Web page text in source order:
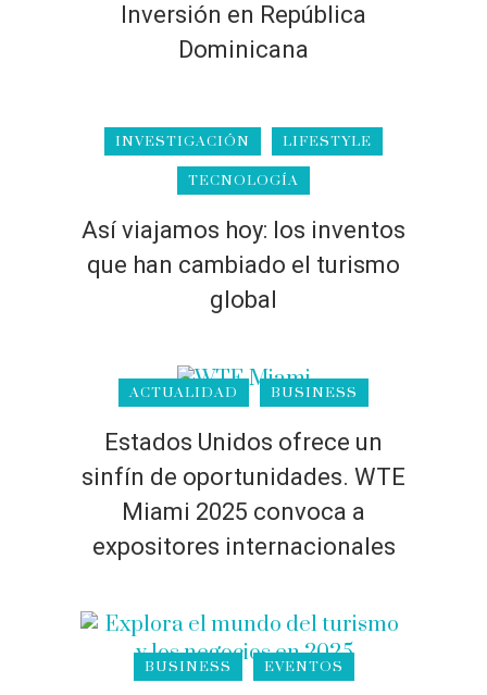
Inversión en República
Dominicana
INVESTIGACIÓN LIFESTYLE
TECNOLOGÍA
Así viajamos hoy: los inventos
que han cambiado el turismo
global
ACTUALIDAD BUSINESS
Estados Unidos ofrece un
sinfín de oportunidades. WTE
Miami 2025 convoca a
expositores internacionales
BUSINESS EVENTOS